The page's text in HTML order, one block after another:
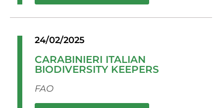
24/02/2025
CARABINIERI ITALIAN
BIODIVERSITY KEEPERS
FAO